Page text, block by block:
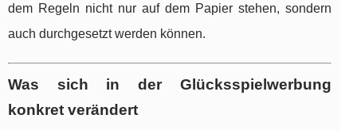
dem Regeln nicht nur auf dem Papier stehen, sondern
auch durchgesetzt werden können.
Was sich in der Glücksspielwerbung
konkret verändert